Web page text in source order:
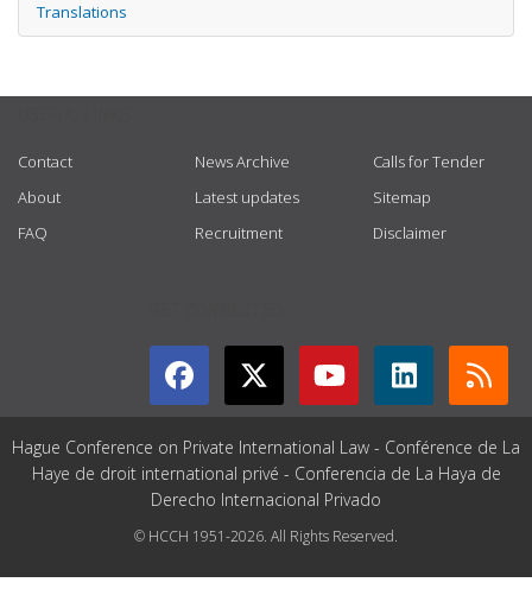
Translations
Contact
About
FAQ
News Archive
Latest updates
Recruitment
Calls for Tender
Sitemap
Disclaimer
Hague Conference on Private International Law - Conférence de La
Haye de droit international privé - Conferencia de La Haya de
Derecho Internacional Privado
© HCCH 1951-2026. All Rights Reserved.